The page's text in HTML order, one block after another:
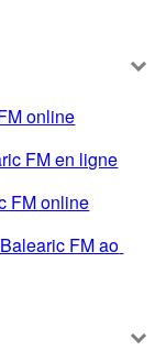
online
FM en ligne
FM online
FM ao